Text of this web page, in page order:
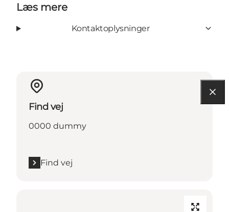
Læs mere
Kontaktoplysninger
Find vej
0000 dummy
Find vej